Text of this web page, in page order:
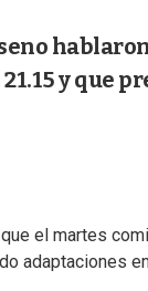
y que
el martes
adaptaciones